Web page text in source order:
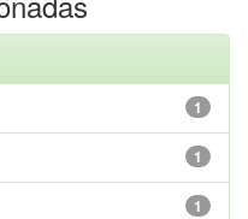
1
1
1